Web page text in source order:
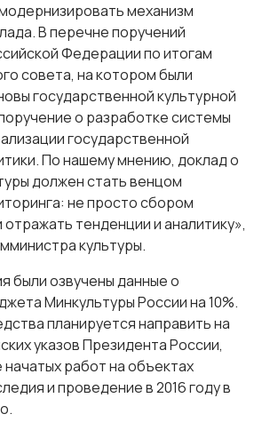
механизм
В перечне поручений
Федерации по итогам
совета, на котором были
государственной культурной
о разработке системы
государственной
По нашему мнению, доклад о
должен стать венцом
не просто сбором
отражать тенденции и аналитику»,
культуры.
были озвучены данные о
Минкультуры России на 10%.
планируется направить на
указов Президента России,
работ на объектах
и проведение в 2016 году в